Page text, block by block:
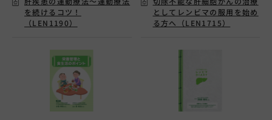
を続けるコツ！
（LEN1190）
としてレンビマの服用を始め
る方へ（LEN1715）